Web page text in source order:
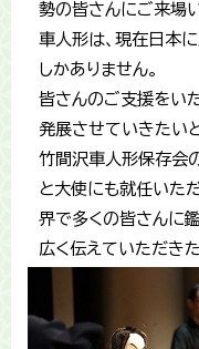
勢の皆さんにご来場
車人形は、現在日本
しかありません。
皆さんのご支援をい
発展させていきたい
竹間沢車人形保存会
と大使にも就任いた
界で多くの皆さんに
広く伝えていただき